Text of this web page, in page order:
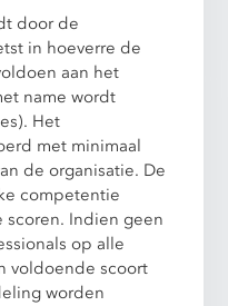
door de
in hoeverre de
aan het
name wordt
Het
met minimaal
de organisatie. De
competentie
Indien geen
op alle
voldoende scoort
worden